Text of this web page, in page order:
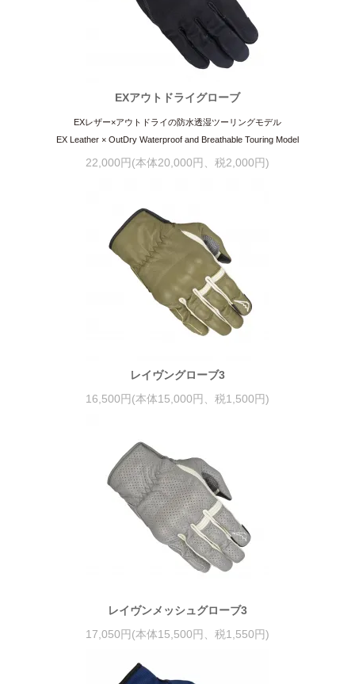
EXアウトドライグローブ
EXレザー×アウトドライの防水透湿ツーリングモデル
EX Leather × OutDry Waterproof and Breathable Touring Model
22,000円(本体20,000円、税2,000円)
レイヴングローブ3
16,500円(本体15,000円、税1,500円)
レイヴンメッシュグローブ3
17,050円(本体15,500円、税1,550円)